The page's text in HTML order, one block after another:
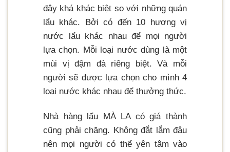
đây khá khác biệt so với những quán
lẩu khác. Bởi có đến 10 hương vị
nước lẩu khác nhau để mọi người
lựa chọn. Mỗi loại nước dùng là một
mùi vị đậm đà riêng biệt. Và mỗi
người sẽ được lựa chọn cho mình 4
loại nước khác nhau để thưởng thức.
Nhà hàng lẩu MÀ LA có giá thành
cũng phải chăng. Không đắt lắm đâu
nên mọi người có thể yên tâm vào